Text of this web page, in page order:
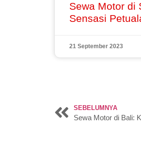
Sewa Motor di
Sensasi
21 September 2023
SEBELUMNYA
Sewa Motor di Bali: